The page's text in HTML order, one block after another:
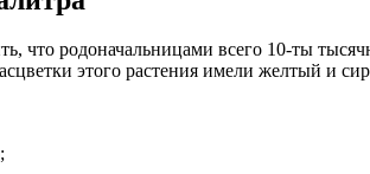
что родоначальницами всего 10-ты
этого растения имели желтый и